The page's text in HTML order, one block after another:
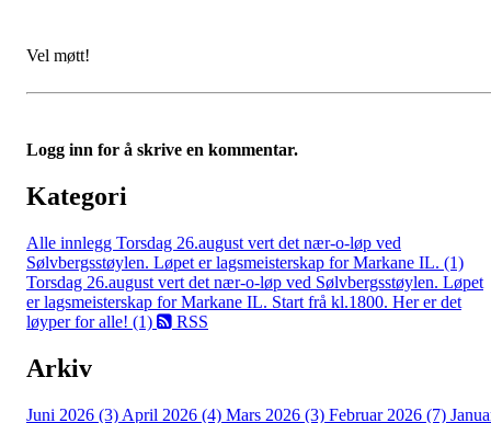
Vel møtt!
Logg inn for å skrive en kommentar.
Kategori
Alle innlegg Torsdag 26.august vert det nær-o-løp ved
Sølvbergsstøylen. Løpet er lagsmeisterskap for Markane IL. (1)
Torsdag 26.august vert det nær-o-løp ved Sølvbergsstøylen. Løpet
er lagsmeisterskap for Markane IL. Start frå kl.1800. Her er det
løyper for alle! (1)
RSS
Arkiv
Juni 2026 (3) April 2026 (4) Mars 2026 (3) Februar 2026 (7)